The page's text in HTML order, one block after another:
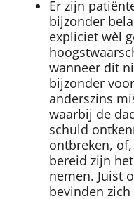
Er zijn
bijzonder
expliciet wèl
wanneer dit
bijzonder
anderszins
waarbij de
schuld
ontbreken,
bereid zijn
nemen. Juist
bevinden